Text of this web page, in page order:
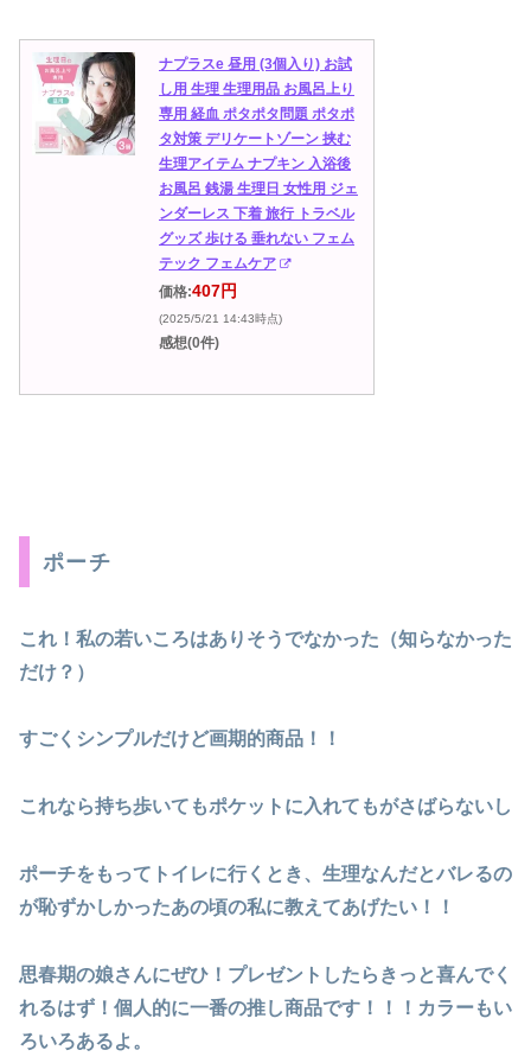
ナプラスe 昼用 (3個入り) お試
し用 生理 生理用品 お風呂上り
専用 経血 ポタポタ問題 ポタポ
タ対策 デリケートゾーン 挟む
生理アイテム ナプキン 入浴後
お風呂 銭湯 生理日 女性用 ジェ
ンダーレス 下着 旅行 トラベル
グッズ 歩ける 垂れない フェム
テック フェムケア
価格:407円
(2025/5/21 14:43時点)
感想(0件)
ポーチ
これ！私の若いころはありそうでなかった（知らなかった
だけ？）
すごくシンプルだけど画期的商品！！
これなら持ち歩いてもポケットに入れてもがさばらないし
ポーチをもってトイレに行くとき、生理なんだとバレるの
が恥ずかしかったあの頃の私に教えてあげたい！！
思春期の娘さんにぜひ！プレゼントしたらきっと喜んでく
れるはず！個人的に一番の推し商品です！！！カラーもい
ろいろあるよ。